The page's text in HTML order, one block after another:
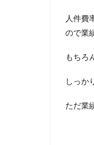
人件費
ので業
もちろ
しっか
ただ業